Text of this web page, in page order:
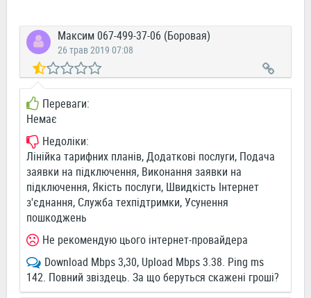
Максим 067-499-37-06 (Боровая)
26 трав 2019 07:08
Переваги:
Немає
Недоліки:
Лінійка тарифних планів, Додаткові послуги, Подача
заявки на підключення, Виконання заявки на
підключення, Якість послуги, Швидкість Інтернет
з'єднання, Служба техпідтримки, Усунення
пошкоджень
Не рекомендую цього інтернет-провайдера
Download Mbps 3,30, Upload Mbps 3.38. Ping ms
142. Повний звіздець. За що беруться скажені гроші?